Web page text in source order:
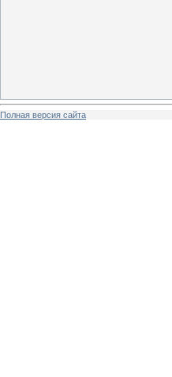
Полная версия сайта